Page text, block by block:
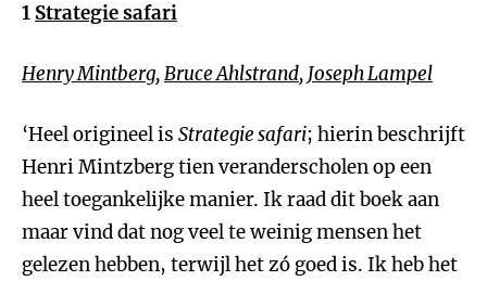
1 Strategie safari
Henry Mintberg,Bruce Ahlstrand, Joseph Lampel
‘Heel origineel is Strategie safari; hierin beschrijft
Henri Mintzberg tien veranderscholen op een
heel toegankelijke manier. Ik raad dit boek aan
maar vind dat nog veel te weinig mensen het
gelezen hebben, terwijl het zó goed is. Ik heb het